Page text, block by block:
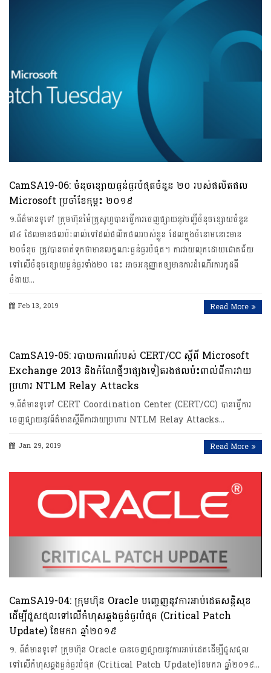
CamSA19-06: ចំនុចខ្សោយធ្ងន់ធ្ងរបំផុតចំនួន ២០ របស់ផលិតផល
Microsoft ប្រចាំខែកុម្ភះ ២០១៩
១.ព័ត៌មានទូទៅ ក្រុមហ៊ុនម៉ៃក្រូសូហ្វបានធ្វើការចេញផ្សាយនូវបញ្ជីចំនុចខ្សោយចំនួន ​
៧៤ ដែលមានផលប៉ៈពាល់ទៅដល់ផលិតផលរបស់ខ្លួន ដែលក្នុងចំនោមនោះមាន
២០ចំនុច ត្រូវបានចាត់ទុកថាមានលក្ខណៈធ្ងន់ធ្ងរបំផុត។ ការវាយលុកដោយជោគជ័យ
ទៅលើចំនុចខ្សោយធ្ងន់ធ្ងរទាំង២០ នេះ អាចអនុញ្ញាតឲ្យមានការដំណើរការកូដពី
ចំងាយ…
Feb 13, 2019 Read More
CamSA19-05: របាយការណ៍របស់ CERT/CC ស្តីពី Microsoft
Exchange 2013 និងកំណែថ្មីៗផ្សេងទៀតរងផលប៉ះពាល់ពីការវាយ
ប្រហារ NTLM Relay Attacks
១.ព័ត៌មានទូទៅ CERT Coordination Center (CERT/CC) បានធ្វើការ
ចេញផ្សាយនូវព័ត៌មានស្តីពីការវាយប្រហា​រ NTLM Relay Attacks…
Jan 29, 2019 Read More
CamSA19-04: ក្រុមហ៊ុន Oracle បញ្ចេញនូវការអាប់ដេតសន្តិសុខ
ដើម្បីជួសជុលទៅលើកំហុសឆ្គងធ្ងន់ធ្ងរបំផុត (Critical Patch
Update)​ ខែមករា ឆ្នាំ២០១៩
១. ព័ត៌មានទូទៅ ក្រុមហ៊ុន Oracle បានចេញផ្សាយនូវការអាប់ដេតដើម្បីជួសជុល
ទៅលើកំហុសឆ្គងធ្ងន់ធ្ងរបំផុត (Critical Patch Update)ខែមករា ឆ្នាំ២០១៩…